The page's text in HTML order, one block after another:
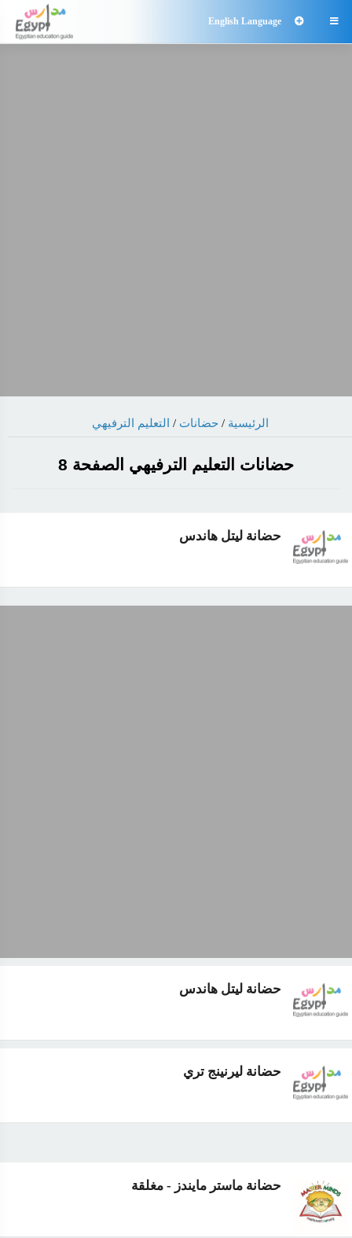

English Language
الرئيسية / حضانات / التعليم الترفيهي
حضانات التعليم الترفيهي الصفحة 8
حضانة ليتل هاندس
حضانة ليتل هاندس
حضانة ليرنينج تري
حضانة ماستر مايندز - مغلقة